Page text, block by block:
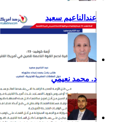
عندالناعيم سعيد
د. محمد نعيمي